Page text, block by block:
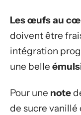
Les œufs au
doivent être
intégration
une belle
Pour une note
de sucre vanillé